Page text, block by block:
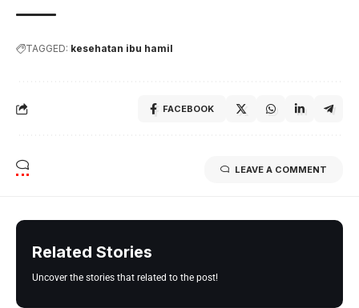
TAGGED: kesehatan ibu hamil
FACEBOOK
LEAVE A COMMENT
Related Stories
Uncover the stories that related to the post!